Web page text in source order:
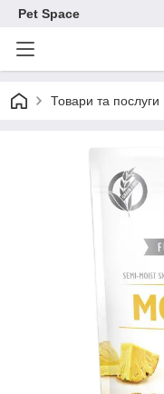
Pet Space
Товари та послуги